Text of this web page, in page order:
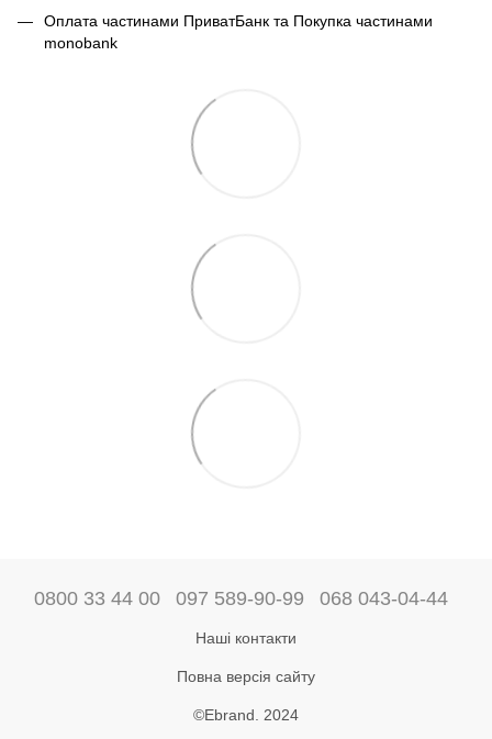
Оплата частинами ПриватБанк та Покупка частинами
monobank
0800 33 44 00 097 589-90-99 068 043-04-44
Наші контакти
Повна версія сайту
©Ebrand. 2024